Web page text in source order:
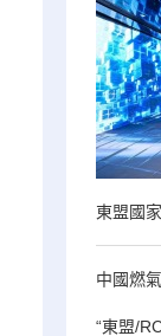
東盟國
中國燃
“東盟/